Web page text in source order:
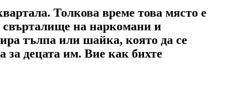
Толкова време това място е
свърталище на наркомани и
тълпа или шайка, която да се
за децата им. Вие как бихте